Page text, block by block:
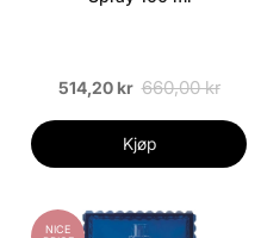
514,20 kr 660,00 kr
Kjøp
NICE